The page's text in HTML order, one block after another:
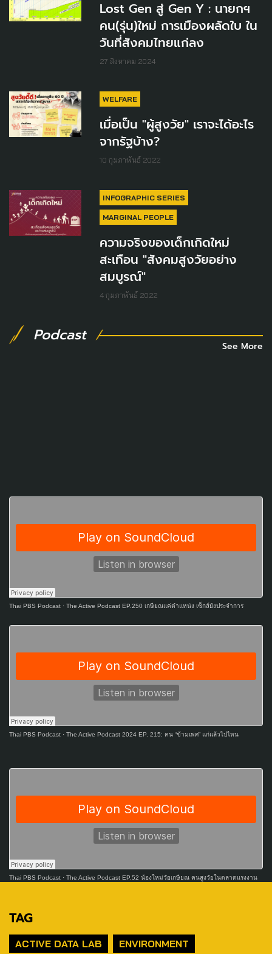
Lost Gen สู่ Gen Y : นายกฯ
คน(รุ่น)ใหม่ การเมืองผลัดใบ ใน
วันที่สังคมไทยแก่ลง
27 สิงหาคม 2024
WELFARE
เมื่อเป็น "ผู้สูงวัย" เราจะได้อะไร
จากรัฐบ้าง?
10 กุมภาพันธ์ 2022
INFOGRAPHIC SERIES
MARGINAL PEOPLE
ความจริงของเด็กเกิดใหม่
สะเทือน "สังคมสูงวัยอย่าง
สมบูรณ์"
4 กุมภาพันธ์ 2022
Podcast
See More
Thai PBS Podcast · The Active Podcast EP.250 เกษียณแค่ตำแหน่ง เซ็กส์ยังประจำการ
Thai PBS Podcast · The Active Podcast 2024 EP. 215: คน “ข้ามเพศ” แก่แล้วไปไหน
Thai PBS Podcast · The Active Podcast EP.52 น้องใหม่วัยเกษียณ คนสูงวัยในตลาดแรงงาน
TAG
ACTIVE DATA LAB
ENVIRONMENT